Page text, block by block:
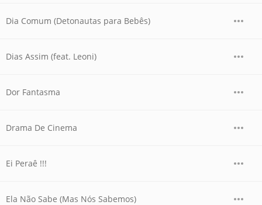
Dia Comum (Detonautas para Bebês)
Dias Assim (feat. Leoni)
Dor Fantasma
Drama De Cinema
Ei Peraê !!!
Ela Não Sabe (Mas Nós Sabemos)